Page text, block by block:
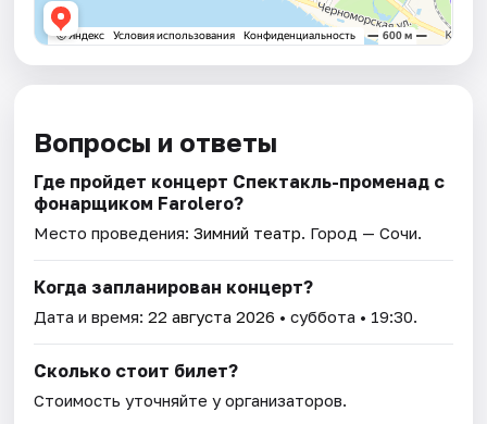
Вопросы и ответы
Где пройдет концерт Спектакль-променад с
фонарщиком Farolero?
Место проведения:Зимний театр. Город — Сочи.
Когда запланирован концерт?
Дата и время:22 августа 2026 • суббота • 19:30.
Сколько стоит билет?
Стоимость уточняйте у организаторов.